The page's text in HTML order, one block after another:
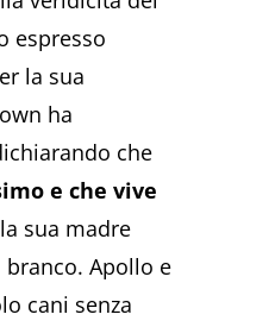
espresso
la sua
ha
che
e che vive
sua madre
branco. Apollo e
cani senza